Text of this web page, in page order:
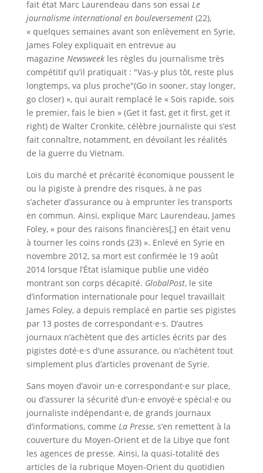
fait état Marc Laurendeau dans son essai Le
journalisme international en bouleversement (22),
« quelques semaines avant son enlèvement en Syrie,
James Foley expliquait en entrevue au
magazine Newsweekles règles du journalisme très
compétitif qu’il pratiquait : "Vas-y plus tôt, reste plus
longtemps, va plus proche"(Go in sooner, stay longer,
go closer) », qui aurait remplacé le « Sois rapide, sois
le premier, fais le bien » (Get it fast, get it first, get it
right) de Walter Cronkite, célèbre journaliste qui s’est
fait connaître, notamment, en dévoilant les réalités
de la guerre du Vietnam.
Lois du marché et précarité économique poussent le
ou la pigiste à prendre des risques, à ne pas
s’acheter d’assurance ou à emprunter les transports
en commun. Ainsi, explique Marc Laurendeau, James
Foley, « pour des raisons financières[,] en était venu
à tourner les coins ronds (23) ». Enlevé en Syrie en
novembre 2012, sa mort est confirmée le 19 août
2014 lorsque l’État islamique publie une vidéo
montrant son corps décapité. GlobalPost, le site
d’information internationale pour lequel travaillait
James Foley, a depuis remplacé en partie ses pigistes
par 13 postes de correspondant·e·s. D’autres
journaux n’achètent que des articles écrits par des
pigistes doté·e·s d’une assurance, ou n’achètent tout
simplement plus d’articles provenant de Syrie.
Sans moyen d’avoir un·e correspondant·e sur place,
ou d’assurer la sécurité d’un·e envoyé·e spécial·e ou
journaliste indépendant·e, de grands journaux
d’informations, comme La Presse, s’en remettent à la
couverture du Moyen-Orient et de la Libye que font
les agences de presse. Ainsi, la quasi-totalité des
articles de la rubrique Moyen-Orient du quotidien